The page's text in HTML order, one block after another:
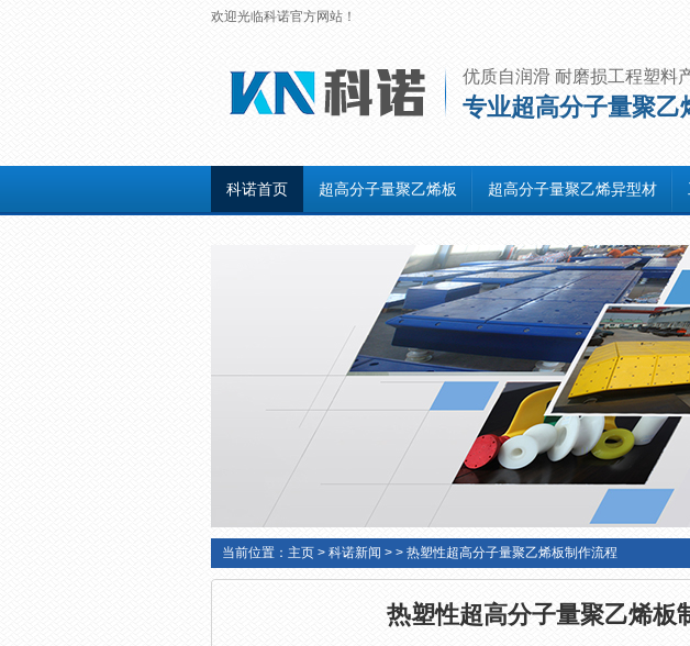
欢迎光临科诺官方网站！
优质自润滑 耐磨损工程塑料
专业超高分子量聚乙
科诺首页 超高分子量聚乙烯板 超高分子量聚乙烯异型材
当前位置： 主页 > 科诺新闻 > > 热塑性超高分子量聚乙烯板制作流程
热塑性超高分子量聚乙烯板